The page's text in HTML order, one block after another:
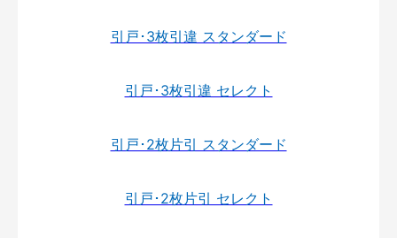
引戸･3枚引違 スタンダード
引戸･3枚引違 セレクト
引戸･2枚片引 スタンダード
引戸･2枚片引 セレクト